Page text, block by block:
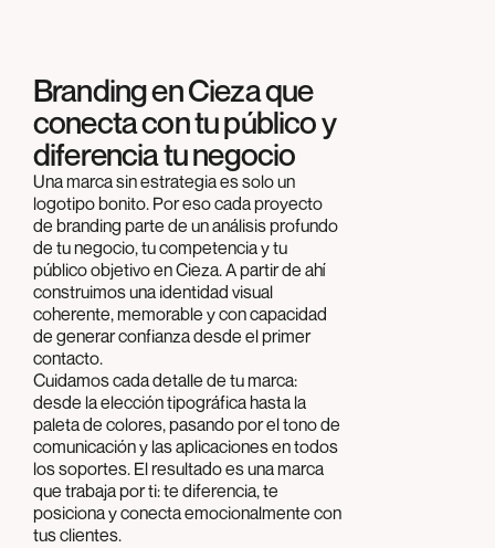
Branding en Cieza que
conecta con tu público y
diferencia tu negocio
Una marca sin estrategia es solo un
logotipo bonito. Por eso cada proyecto
de branding parte de un análisis profundo
de tu negocio, tu competencia y tu
público objetivo en Cieza. A partir de ahí
construimos una identidad visual
coherente, memorable y con capacidad
de generar confianza desde el primer
contacto.
Cuidamos cada detalle de tu marca:
desde la elección tipográfica hasta la
paleta de colores, pasando por el tono de
comunicación y las aplicaciones en todos
los soportes. El resultado es una marca
que trabaja por ti: te diferencia, te
posiciona y conecta emocionalmente con
tus clientes.